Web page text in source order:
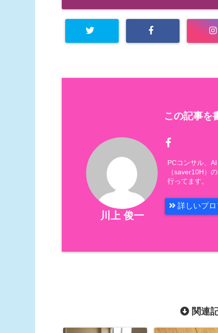
この記事を
川上 俊一
PCコンサル、
（saver10H）
行ってます。
詳しいプ
関連